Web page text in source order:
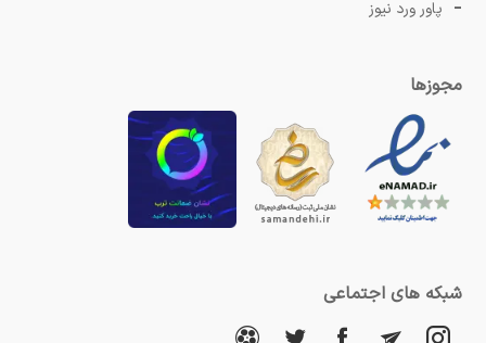
پاور ورد نیوز
مجوزها
شبکه های اجتماعی